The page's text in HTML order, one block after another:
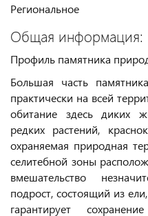
Региональное
Общая информация:
Профиль памятника
Большая часть
практически на всей
обитание здесь диких
редких растений,
охраняемая природная
селитебной зоны
вмешательство
подрост, состоящий из
гарантирует